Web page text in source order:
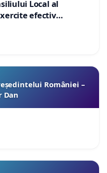
Local al
efectiv
interesele
S.A, operatorul
României –
Dan